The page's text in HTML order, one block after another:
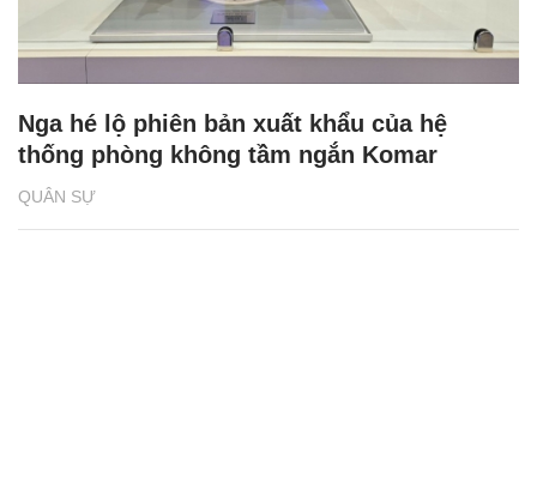
QUÂN SỰ
Nga hé lộ phiên bản xuất khẩu của hệ
thống phòng không tầm ngắn Komar